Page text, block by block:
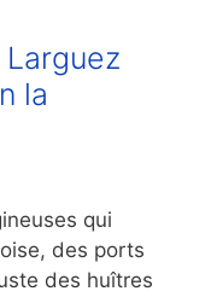
la
qui
des ports
des huîtres